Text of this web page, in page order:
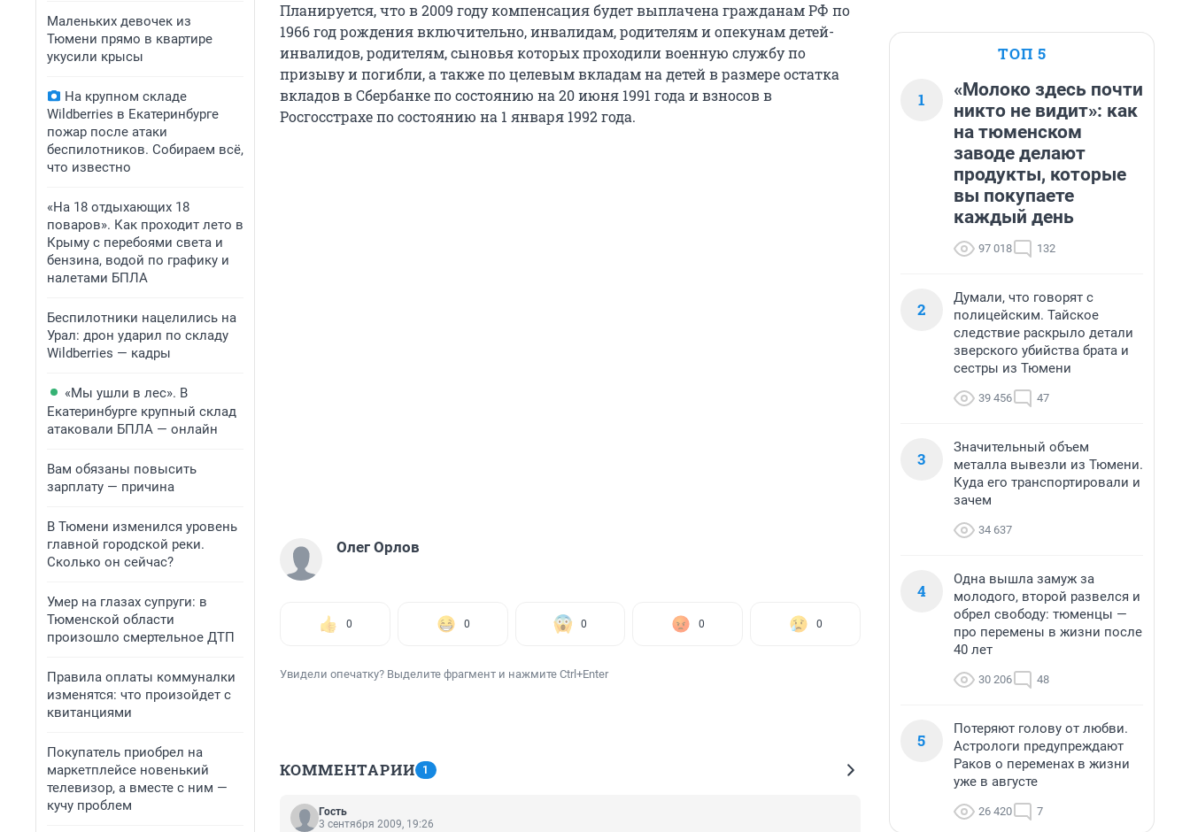
Маленьких девочек из
Тюмени прямо в квартире
укусили крысы
На крупном складе
Wildberries в Екатеринбурге
пожар после атаки
беспилотников. Собираем всё,
что известно
«На 18 отдыхающих 18
поваров». Как проходит лето в
Крыму с перебоями света и
бензина, водой по графику и
налетами БПЛА
Беспилотники нацелились на
Урал: дрон ударил по складу
Wildberries — кадры
«Мы ушли в лес». В
Екатеринбурге крупный склад
атаковали БПЛА — онлайн
Вам обязаны повысить
зарплату — причина
В Тюмени изменился уровень
главной городской реки.
Сколько он сейчас?
Умер на глазах супруги: в
Тюменской области
произошло смертельное ДТП
Правила оплаты коммуналки
изменятся: что произойдет с
квитанциями
Покупатель приобрел на
маркетплейсе новенький
телевизор, а вместе с ним —
кучу проблем
Планируется, что в 2009 году компенсация будет выплачена гражданам РФ по
1966 год рождения включительно, инвалидам, родителям и опекунам детей-
инвалидов, родителям, сыновья которых проходили военную службу по
призыву и погибли, а также по целевым вкладам на детей в размере остатка
вкладов в Сбербанке по состоянию на 20 июня 1991 года и взносов в
Росгосстрахе по состоянию на 1 января 1992 года.
Олег Орлов
0 0 0 0 0
Увидели опечатку? Выделите фрагмент и нажмите Ctrl+Enter
КОММЕНТАРИИ 1
Гость
3 сентября 2009, 19:26
ТОП 5
1
«Молоко здесь почти
никто не видит»: как
на тюменском
заводе делают
продукты, которые
вы покупаете
каждый день
97 018 132
2
Думали, что говорят с
полицейским. Тайское
следствие раскрыло детали
зверского убийства брата и
сестры из Тюмени
39 456 47
3
Значительный объем
металла вывезли из Тюмени.
Куда его транспортировали и
зачем
34 637
4
Одна вышла замуж за
молодого, второй развелся и
обрел свободу: тюменцы —
про перемены в жизни после
40 лет
30 206 48
5
Потеряют голову от любви.
Астрологи предупреждают
Раков о переменах в жизни
уже в августе
26 420 7